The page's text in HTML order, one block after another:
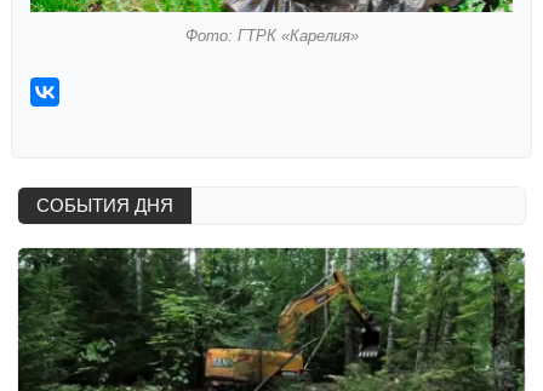
Фото: ГТРК «Карелия»
СОБЫТИЯ ДНЯ